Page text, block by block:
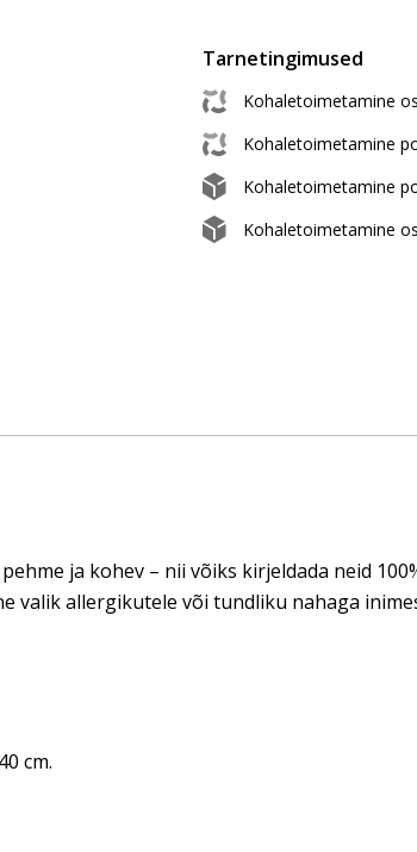
Tarnetingimused
Kohaletoimetamine
Kohaletoimetamine
Kohaletoimetamine
Kohaletoimetamine
ja kohev – nii võiks kirjeldada neid
valik allergikutele või tundliku nahaga
cm.